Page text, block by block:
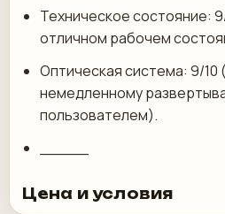
Техническое состояние:
отличном рабочем
Оптическая система: 9/10
немедленному
пользователем).
Цена и условия